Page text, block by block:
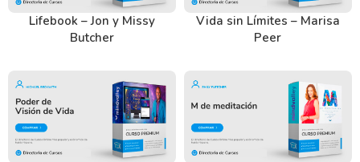
Lifebook – Jon y Missy
Butcher
Vida sin Límites – Marisa
Peer